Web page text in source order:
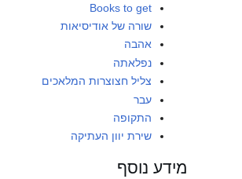
Books to get
שורה של אודיסיאות
אהבה
נפלאתה
צליל חצוצרות המלאכים
עבר
התקופה
שירת יוון העתיקה
מידע נוסף